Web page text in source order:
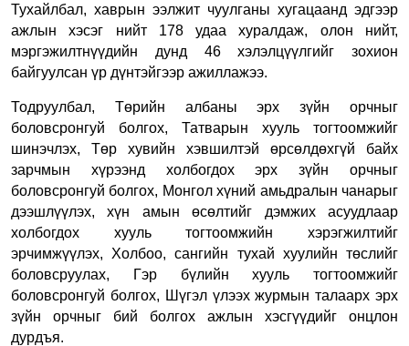
Тухайлбал, хаврын ээлжит чуулганы хугацаанд эдгээр
ажлын хэсэг нийт 178 удаа хуралдаж, олон нийт,
мэргэжилтнүүдийн дунд 46 хэлэлцүүлгийг зохион
байгуулсан үр дүнтэйгээр ажиллажээ.
Тодруулбал, Төрийн албаны эрх зүйн орчныг
боловсронгуй болгох, Татварын хууль тогтоомжийг
шинэчлэх, Төр хувийн хэвшилтэй өрсөлдөхгүй байх
зарчмын хүрээнд холбогдох эрх зүйн орчныг
боловсронгуй болгох, Монгол хүний амьдралын чанарыг
дээшлүүлэх, хүн амын өсөлтийг дэмжих асуудлаар
холбогдох хууль тогтоомжийн хэрэгжилтийг
эрчимжүүлэх, Холбоо, сангийн тухай хуулийн төслийг
боловсруулах, Гэр бүлийн хууль тогтоомжийг
боловсронгуй болгох, Шүгэл үлээх журмын талаарх эрх
зүйн орчныг бий болгох ажлын хэсгүүдийг онцлон
дурдъя.